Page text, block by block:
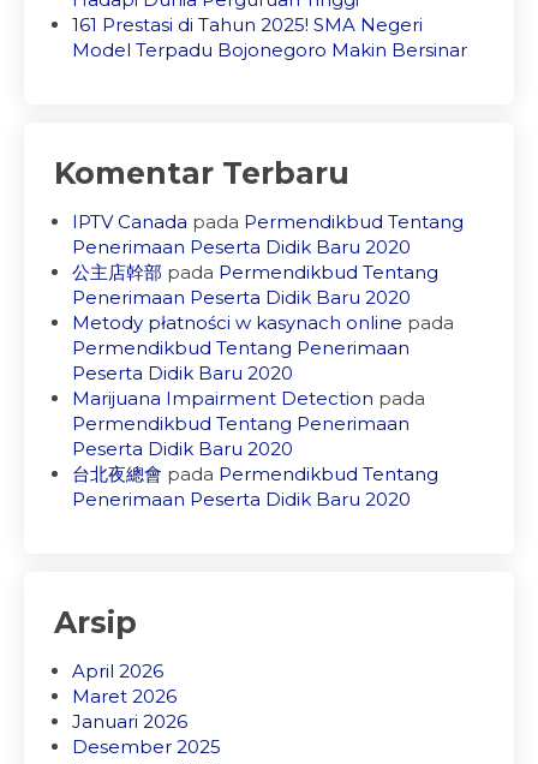
161 Prestasi di Tahun 2025! SMA Negeri
Model Terpadu Bojonegoro Makin Bersinar
Komentar Terbaru
IPTV Canada pada Permendikbud Tentang
Penerimaan Peserta Didik Baru 2020
公主店幹部 pada Permendikbud Tentang
Penerimaan Peserta Didik Baru 2020
Metody płatności w kasynach online pada
Permendikbud Tentang Penerimaan
Peserta Didik Baru 2020
Marijuana Impairment Detection pada
Permendikbud Tentang Penerimaan
Peserta Didik Baru 2020
台北夜總會 pada Permendikbud Tentang
Penerimaan Peserta Didik Baru 2020
Arsip
April 2026
Maret 2026
Januari 2026
Desember 2025